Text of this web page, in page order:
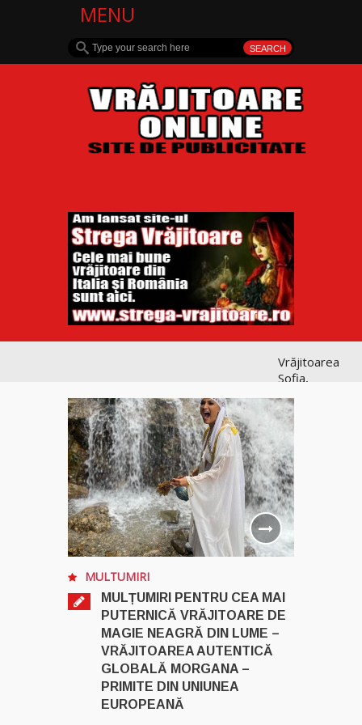
MENU
Vrăjitoarea
Sofia,
recunoscută
pretutindeni
în lume
pentru
realizările ei
prestigioase
în magie
Vrăjitoarea
Anastasia
puternice
leacuri
MULTUMIRI
MULȚUMIRI PENTRU CEA MAI
PUTERNICĂ VRĂJITOARE DE
MAGIE NEAGRĂ DIN LUME –
VRĂJITOAREA AUTENTICĂ
GLOBALĂ MORGANA –
PRIMITE DIN UNIUNEA
EUROPEANĂ